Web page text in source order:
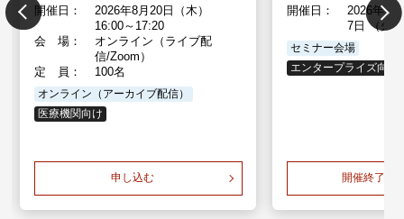
開催日：
2026年8月20日（木）
16:00～17:20
会 場：
オンライン（ライブ配
信/Zoom）
定 員：
100名
オンライン（アーカイブ配信）
医療機関向け
申し込む
開催日：
2026年5
7日 （火）
セミナー会場
エンタープライズ向け
開催終了し